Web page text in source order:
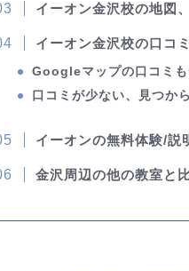
イーオン金沢校の地図
イーオン金沢校の口コ
Googleマップの口コミも
口コミが少ない、見つか
イーオンの無料体験/説
金沢周辺の他の教室と